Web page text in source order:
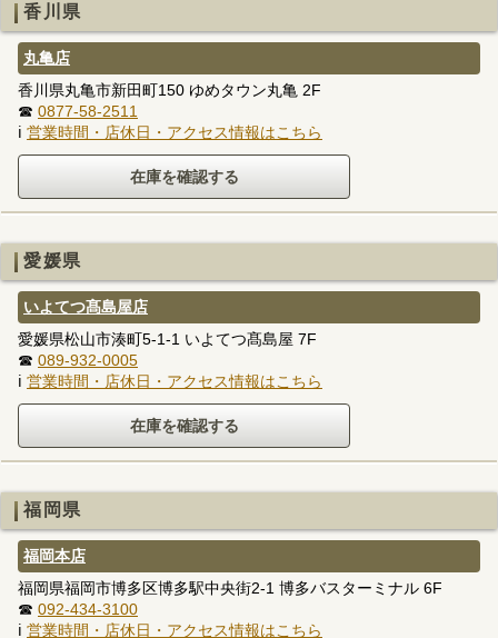
香川県
丸亀店
香川県丸亀市新田町150 ゆめタウン丸亀 2F
☎ 0877-58-2511
ℹ 営業時間・店休日・アクセス情報はこちら
愛媛県
いよてつ髙島屋店
愛媛県松山市湊町5-1-1 いよてつ髙島屋 7F
☎ 089-932-0005
ℹ 営業時間・店休日・アクセス情報はこちら
福岡県
福岡本店
福岡県福岡市博多区博多駅中央街2-1 博多バスターミナル 6F
☎ 092-434-3100
ℹ 営業時間・店休日・アクセス情報はこちら